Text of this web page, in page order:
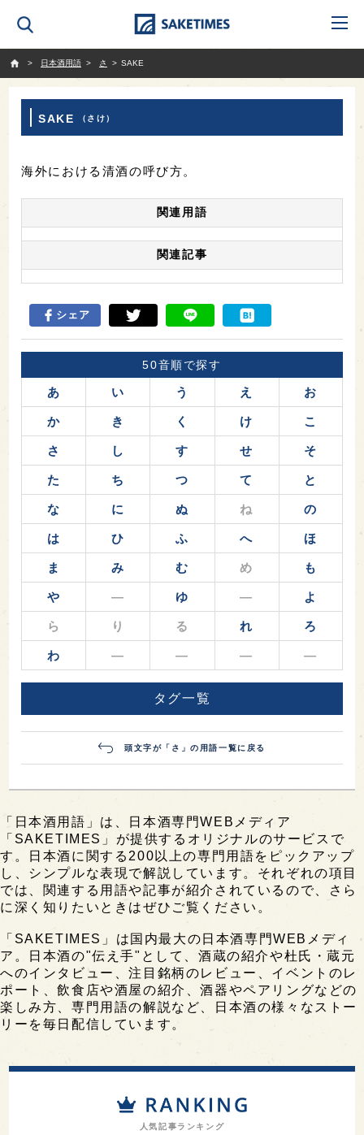
日本酒用語
さ SAKE
SAKE （さけ）
海外における清酒の呼び方。
関連用語
関連記事
シェア
50音順で探す
あ い う え お
か き く け こ
さ し す せ そ
た ち つ て と
な に ぬ ね の
は ひ ふ へ ほ
ま み む め も
や ― ゆ ― よ
ら り る れ ろ
わ ― ― ― ―
タグ一覧
頭文字が「さ」の用語一覧に戻る
「日本酒用語」は、日本酒専門WEBメディア
「SAKETIMES」が提供するオリジナルのサービスで
す。日本酒に関する200以上の専門用語をピックアップ
し、シンプルな表現で解説しています。それぞれの項目
では、関連する用語や記事が紹介されているので、さら
に深く知りたいときはぜひご覧ください。
「SAKETIMES」は国内最大の日本酒専門WEBメディ
ア。日本酒の"伝え手"として、酒蔵の紹介や杜氏・蔵元
へのインタビュー、注目銘柄のレビュー、イベントのレ
ポート、飲食店や酒屋の紹介、酒器やペアリングなどの
楽しみ方、専門用語の解説など、日本酒の様々なストー
リーを毎日配信しています。
人気記事ランキング